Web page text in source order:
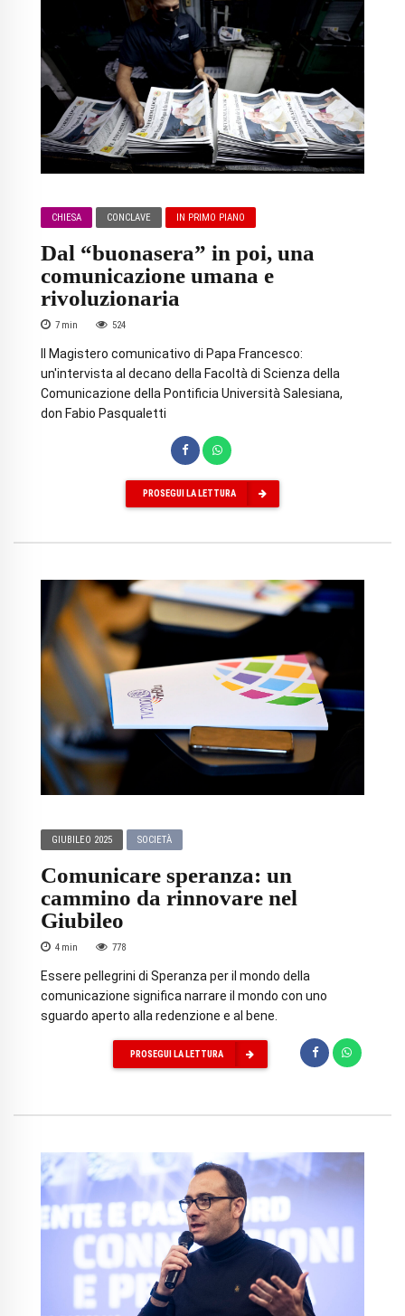
CHIESA CONCLAVE IN PRIMO PIANO
Dal “buonasera” in poi, una
comunicazione umana e
rivoluzionaria
7 min 524
Il Magistero comunicativo di Papa Francesco:
un'intervista al decano della Facoltà di Scienza della
Comunicazione della Pontificia Università Salesiana,
don Fabio Pasqualetti
PROSEGUI LA LETTURA
GIUBILEO 2025 SOCIETÀ
Comunicare speranza: un
cammino da rinnovare nel
Giubileo
4 min 778
Essere pellegrini di Speranza per il mondo della
comunicazione significa narrare il mondo con uno
sguardo aperto alla redenzione e al bene.
PROSEGUI LA LETTURA